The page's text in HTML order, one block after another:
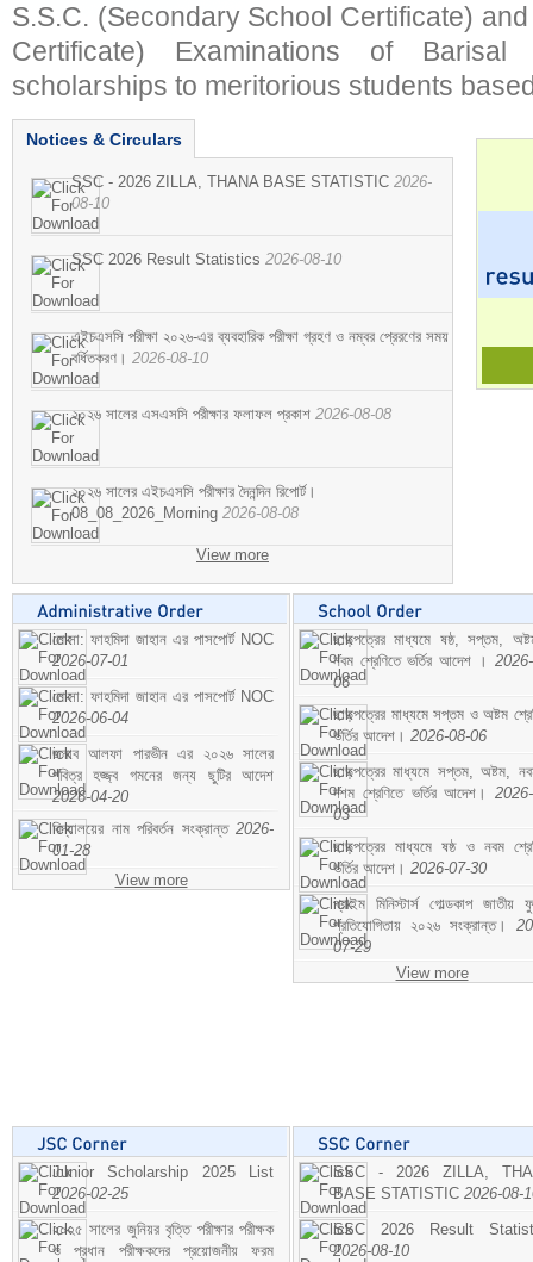
S.S.C. (Secondary School Certificate)
Certificate) Examinations of
scholarships to meritorious students
Notices & Circulars
SSC - 2026 ZILLA, THANA BASE STATISTIC 2026-
08-10
SSC 2026 Result Statistics 2026-08-10
এইচএসসি পরীক্ষা ২০২৬-এর ব্যবহারিক পরীক্ষা গ্রহণ ও নম্বর প্রেরণের সময়
বর্ধিতকরণ। 2026-08-10
২০২৬ সালের এসএসসি পরীক্ষার ফলাফল প্রকাশ 2026-08-08
২০২৬ সালের এইচএসসি পরীক্ষার দৈনন্দিন রিপোর্ট।
08_08_2026_Morning 2026-08-08
View more
মোসা: ফাহমিদা জাহান এর পাসপোর্ট NOC
2026-07-01
মোসা: ফাহমিদা জাহান এর পাসপোর্ট NOC
2026-06-04
জনাব আলফা পারভীন এর ২০২৬ সালের
পবিত্র হজ্জ্ব গমনের জন্য ছুটির আদেশ
2026-04-20
বিদ্যালয়ের নাম পরিবর্তন সংক্রান্ত 2026-
01-28
View more
ছাড়পত্রের মাধ্যমে ষষ্ঠ, সপ্তম,
নবম শ্রেণিতে ভর্তির আদেশ ।
06
ছাড়পত্রের মাধ্যমে সপ্তম ও অষ্টম
ভর্তির আদেশ। 2026-08-06
ছাড়পত্রের মাধ্যমে সপ্তম, অষ্টম,
দশম শ্রেণিতে ভর্তির আদেশ।
03
ছাড়পত্রের মাধ্যমে ষষ্ঠ ও নবম
ভর্তির আদেশ। 2026-07-30
প্রাইম মিনিস্টার্স গোল্ডকাপ জাতীয়
প্রতিযোগিতায় ২০২৬ সংক্রান্ত।
07-29
View more
Junior Scholarship 2025 List
2026-02-25
২০২৫ সালের জুনিয়র বৃত্তি পরীক্ষার পরীক্ষক
ও প্রধান পরীক্ষকদের প্রয়োজনীয় ফরম
SSC - 2026 ZILLA,
BASE STATISTIC 2026-08-
SSC 2026 Result
2026-08-10